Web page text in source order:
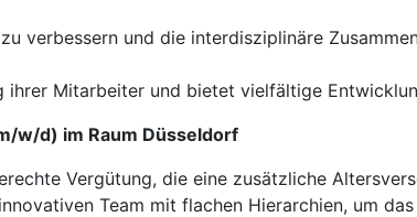
verbessern und die interdisziplinäre
Mitarbeiter und bietet vielfältige
w/d) im Raum Düsseldorf
Vergütung, die eine zusätzliche
Team mit flachen Hierarchien, um